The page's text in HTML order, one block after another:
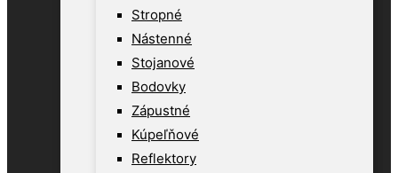
Stropné
Nástenné
Stojanové
Bodovky
Zápustné
Kúpeľňové
Reflektory